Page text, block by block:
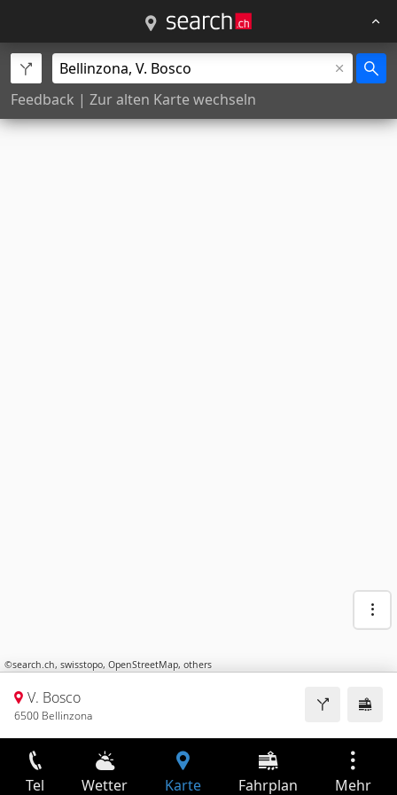
Feedback | Zur alten Karte wechseln
©search.ch, swisstopo, OpenStreetMap, others
V. Bosco
6500 Bellinzona
Tel Wetter Karte Fahrplan Mehr